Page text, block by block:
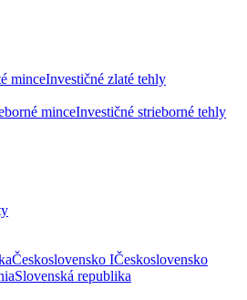
minceInvestičné zlaté tehly
minceInvestičné strieborné tehly
Československo IČeskoslovensko
Slovenská republika